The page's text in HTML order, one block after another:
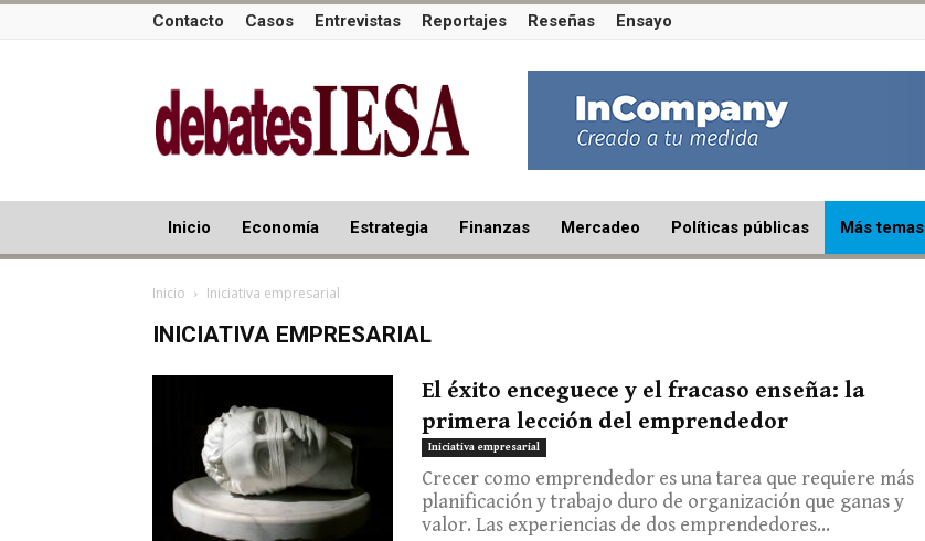
Contacto Casos Entrevistas Reportajes Reseñas Ensayo
Inicio Economía Estrategia Finanzas Mercadeo Políticas públicas Más temas
Inicio Iniciativa empresarial
INICIATIVA EMPRESARIAL
El éxito enceguece y el fracaso enseña: la
primera lección del emprendedor
Iniciativa empresarial
Crecer como emprendedor es una tarea que requiere más
planificación y trabajo duro de organización que ganas y
valor. Las experiencias de dos emprendedores...